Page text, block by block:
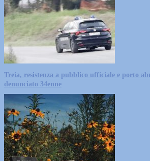
Treia, resistenza a pubblico ufficiale e porto
denunciato 34enne